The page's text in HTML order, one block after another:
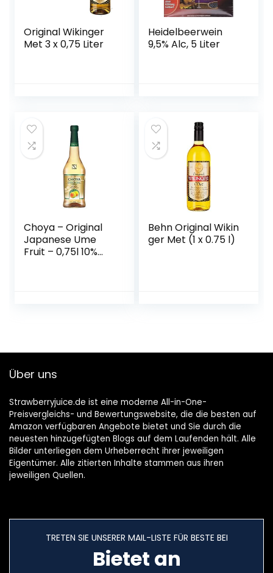
Original Wikinger
Met 3 x 0,75 Liter
Heidelbeerwein
9,5% Alc, 5 Liter
Choya – Original
Japanese Ume
Fruit – 0,75l 10%
Behn Original Wikin
ger Met (1 x 0.75 l)
Über uns
Strawberryjuice.de ist eine moderne All-in-One-
Preisvergleichs- und Bewertungswebsite, die die besten auf
Amazon verfügbaren Angebote bietet und Sie durch die
neuesten hinzugefügten Blogs auf dem Laufenden hält. Alle
Bilder unterliegen dem Urheberrecht ihrer jeweiligen
Eigentümer. Alle zitierten Inhalte stammen aus ihren
jeweiligen Quellen.
TRETEN SIE UNSERER MAIL-LISTE FÜR BESTE BEI
Bietet an